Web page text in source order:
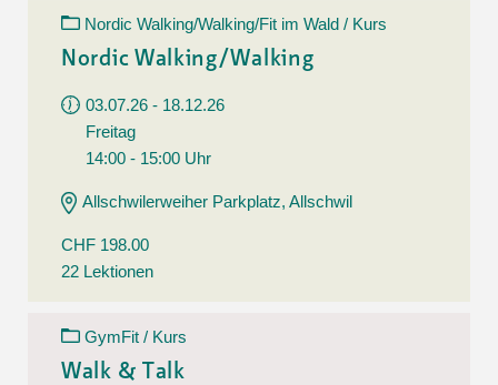
Nordic Walking/Walking/Fit im Wald / Kurs
Nordic Walking/Walking
03.07.26 - 18.12.26
Freitag
14:00 - 15:00 Uhr
Allschwilerweiher Parkplatz, Allschwil
CHF 198.00
22 Lektionen
GymFit / Kurs
Walk & Talk